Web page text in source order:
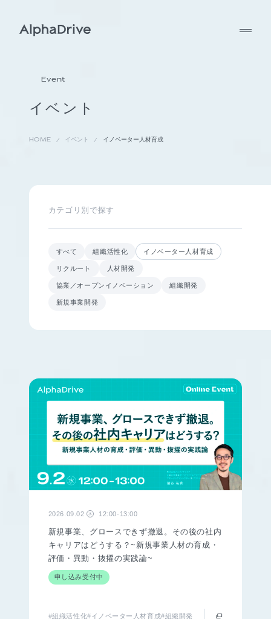
イベント
Event
HOME イベント イノベーター人材育成
カテゴリ別で探す
すべて 組織活性化 イノベーター人材育成
リクルート 人材開発
協業／オープンイノベーション 組織開発
新規事業開発
2026.09.02 水 12:00-13:00
新規事業、グロースできず撤退。その後の社内
キャリアはどうする？~新規事業人材の育成・
評価・異動・抜擢の実践論~
申し込み受付中
#組織活性化#イノベーター人材育成#組織開発